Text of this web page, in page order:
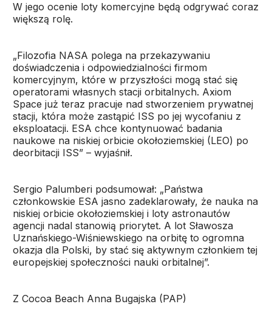
W jego ocenie loty komercyjne będą odgrywać coraz
większą rolę.
„Filozofia NASA polega na przekazywaniu
doświadczenia i odpowiedzialności firmom
komercyjnym, które w przyszłości mogą stać się
operatorami własnych stacji orbitalnych. Axiom
Space już teraz pracuje nad stworzeniem prywatnej
stacji, która może zastąpić ISS po jej wycofaniu z
eksploatacji. ESA chce kontynuować badania
naukowe na niskiej orbicie okołoziemskiej (LEO) po
deorbitacji ISS” – wyjaśnił.
Sergio Palumberi podsumował: „Państwa
członkowskie ESA jasno zadeklarowały, że nauka na
niskiej orbicie okołoziemskiej i loty astronautów
agencji nadal stanowią priorytet. A lot Sławosza
Uznańskiego-Wiśniewskiego na orbitę to ogromna
okazja dla Polski, by stać się aktywnym członkiem tej
europejskiej społeczności nauki orbitalnej”.
Z Cocoa Beach Anna Bugajska (PAP)